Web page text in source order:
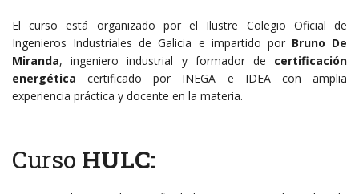
El curso está organizado por el Ilustre Colegio Oficial de
Ingenieros Industriales de Galicia e impartido por Bruno De
Miranda, ingeniero industrial y formador de certificación
energética certificado por INEGA e IDEA con amplia
experiencia práctica y docente en la materia.
Curso HULC: